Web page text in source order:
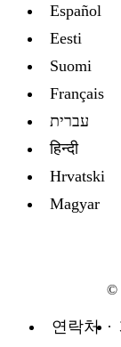
Español
Eesti
Suomi
Français
עברית
हिन्दी
Hrvatski
Magyar
©
연락처